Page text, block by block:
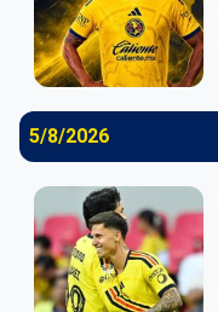
5/8/2026